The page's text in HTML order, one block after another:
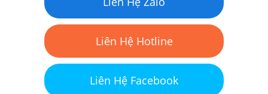
Liên Hệ Hotline
Liên Hệ Facebook